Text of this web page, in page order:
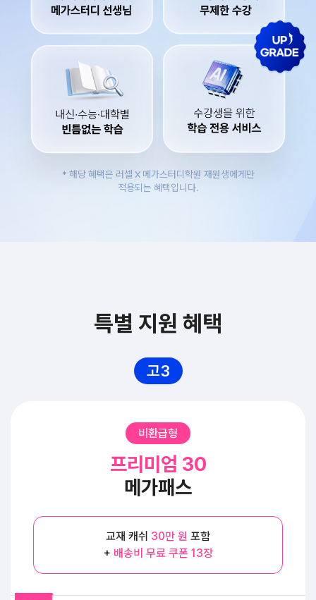
* 해당 혜택은 러셀 X 메가스터디학원 재원생에게만
적용되는 혜택입니다.
특별 지원 혜택
고3
비환급형
프리미엄 30
메가패스
교재 캐쉬 30만 원 포함
+ 배송비 무료 쿠폰 13장